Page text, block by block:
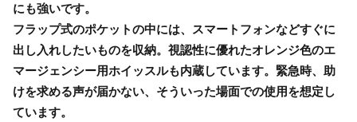
にも強いです。
フラップ式のポケットの中には、スマートフォンなどすぐに
出し入れしたいものを収納。視認性に優れたオレンジ色のエ
マージェンシー用ホイッスルも内蔵しています。緊急時、助
けを求める声が届かない、そういった場面での使用を想定し
ています。